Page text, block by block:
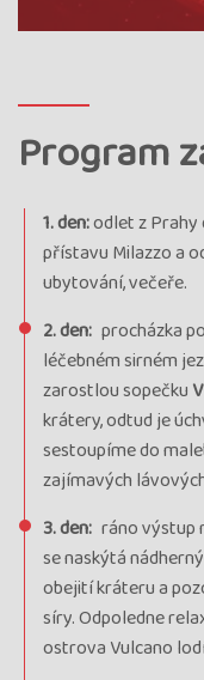
Program
1. den:odlet z Prahy
přístavu Milazzo a
ubytování, večeře.
2. den: procházka
léčebném sirném
zarostlou sopečku
krátery, odtud je
sestoupíme do
zajímavých
3. den: ráno výstup
se naskýtá
obejití kráteru a
síry. Odpoledne
ostrova Vulcano